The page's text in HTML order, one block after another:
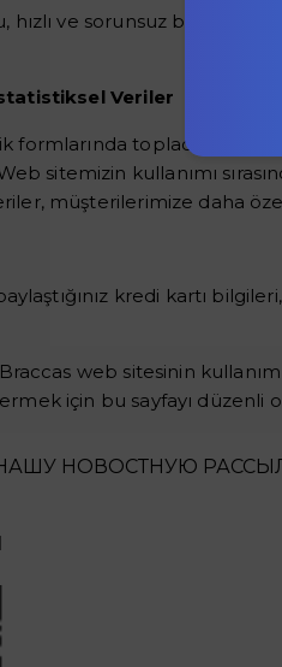
hızlı ve sorunsuz bir
Veriler
formlarında topladığımız
sitemizin kullanımı
müşterilerimize daha
kredi kartı
web sitesinin
için bu sayfayı
НОВОСТНУЮ